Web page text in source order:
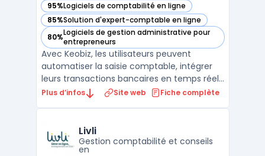
95%Logiciels de comptabilité en ligne
— voir Keobiz dans cette catégorie
85%Solution d'expert-comptable en ligne
— voir Keobiz dans cette catégorie
80%Logiciels de gestion administrative pour
entrepreneurs
— voir Keobiz dans cette catégorie
Avec Keobiz, les utilisateurs peuvent
automatiser la saisie comptable, intégrer
leurs transactions bancaires en temps réel,
gérer la paie avec précision et suivre leur
performant, permettant de créer et
envoyer des de ...
Plus d’infos Site web Fiche complète
Livli
Gestion comptabilité et conseils
en